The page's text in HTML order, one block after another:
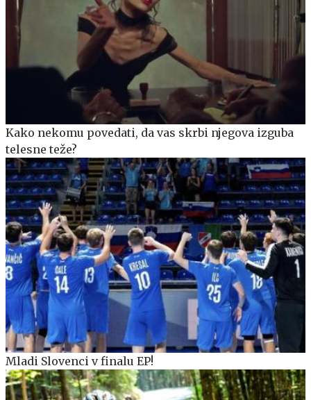
Kako nekomu povedati, da vas skrbi njegova izguba
telesne teže?
Mladi Slovenci v finalu EP!